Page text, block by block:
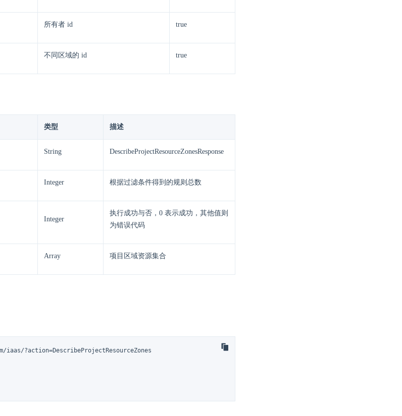
所有者 id true
不同区域的 id true
类型 描述
String DescribeProjectResourceZonesResponse
Integer 根据过滤条件得到的规则总数
Integer
执行成功与否，0 表示成功，其他值则
为错误代码
Array 项目区域资源集合
?action=DescribeProjectResourceZones